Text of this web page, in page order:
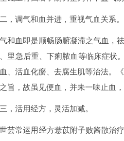
，调气和血并进，重视气血关系。
和血即是顺畅肠腑凝滞之气血，
里急后重、下痢脓血等临床症状
、活血化瘀、去腐生肌等治法。
旨，故虽见便血，并未一味止血
，活用经方，灵活加减。
芸常运用经方薏苡附子败酱散治